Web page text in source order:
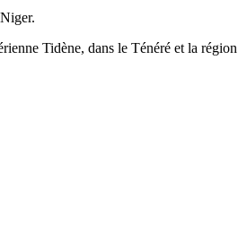
Tidène, dans le Ténéré et la